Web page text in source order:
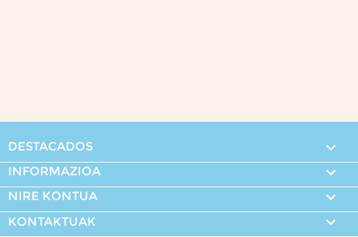
DESTACADOS 
INFORMAZIOA 
NIRE KONTUA 
KONTAKTUAK 